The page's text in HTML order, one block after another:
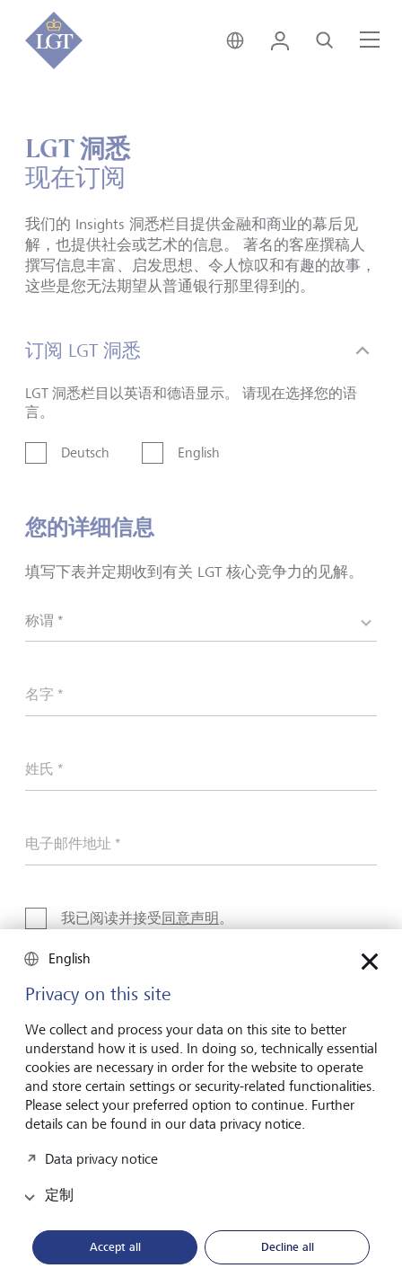
新加坡 • 中文
登录 搜索
LGT 洞悉
现在订阅
我们的 Insights 洞悉栏目提供金融和商业的幕后见
解，也提供社会或艺术的信息。 著名的客座撰稿人
撰写信息丰富、启发思想、令人惊叹和有趣的故事，
这些是您无法期望从普通银行那里得到的。
订阅 LGT 洞悉
LGT 洞悉栏目以英语和德语显示。 请现在选择您的语
言。
Deutsch English
您的详细信息
填写下表并定期收到有关 LGT 核心竞争力的见解。
称谓 *
名字 *
姓氏 *
电子邮件地址 *
我已阅读并接受同意声明。
Friendly Captcha
提交
for generations
English
Privacy on this site
We collect and process your data on this site to better
understand how it is used. In doing so, technically essential
cookies are necessary in order for the website to operate
and store certain settings or security-related functionalities.
Please select your preferred option to continue. Further
details can be found in our data privacy notice.
Data privacy notice
定制
Accept all Decline all